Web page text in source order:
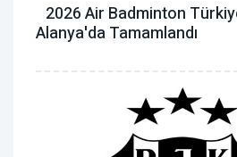
2026 Air Badminton
Alanya'da Tamamlandı